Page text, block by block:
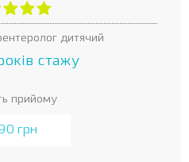
дитячий
стажу
прийому
грн